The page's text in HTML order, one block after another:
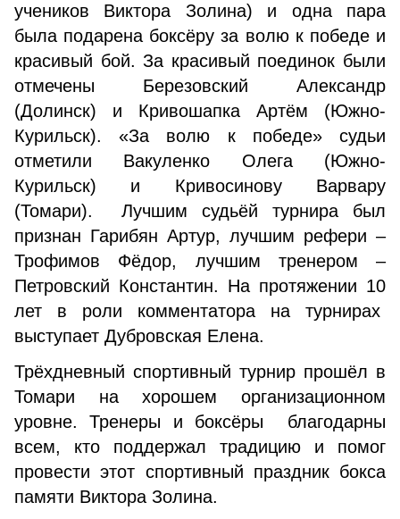
учеников Виктора Золина) и одна пара
была подарена боксёру за волю к победе и
красивый бой. За красивый поединок были
отмечены Березовский Александр
(Долинск) и Кривошапка Артём (Южно-
Курильск). «За волю к победе» судьи
отметили Вакуленко Олега (Южно-
Курильск) и Кривосинову Варвару
(Томари). Лучшим судьёй турнира был
признан Гарибян Артур, лучшим рефери –
Трофимов Фёдор, лучшим тренером –
Петровский Константин. На протяжении 10
лет в роли комментатора на турнирах
выступает Дубровская Елена.
Трёхдневный спортивный турнир прошёл в
Томари на хорошем организационном
уровне. Тренеры и боксёры благодарны
всем, кто поддержал традицию и помог
провести этот спортивный праздник бокса
памяти Виктора Золина.